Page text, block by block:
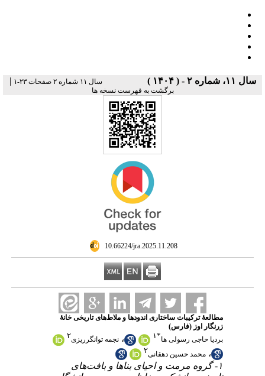
سال ۱۱، شماره ۲ - ( ۱۴۰۴ ) سال ۱۱ شماره ۲ صفحات ۲۳-۱ |
برگشت به فهرست نسخه ها
‎ 10.66224/jra.2025.11.208
مطالعۀ ترکیبات ساختاری اندود‌ها و ملاط‌های تاریخی خانۀ
زرنگار اوز (فارس)
بردیا حاجی رسولی ها*۱ ، نجمه توانگرریزی۲
، محمد حسین دهقانی۲
۱- گروه مرمت و احیای بناها و بافت‌های